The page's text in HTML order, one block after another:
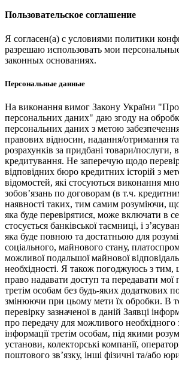
Пользовательское соглашение
Я согласен(а) с условиями политики
разрешаю использовать мои
законных основаниях.
Персональные данные
На виконання вимог Закону України "Про
персональних даних" даю згоду на
персональних даних з метою забезпечення
правових відносин, надання/отримання
розрахунків за придбані товари/послуги,
кредитування. Не заперечую щодо
відповідних бюро кредитних історій з
відомостей, які стосуються виконання
зобов’язань по договорам (в т.ч.
наявності таких, тим самим розуміючи,
яка буде перевірятися, може включати в
стосується банківської таємниці, і
яка буде повною та достатньою для
соціального, майнового стану,
можливої подальшої майнової
необхідності. Я також погоджуюсь з тим,
право надавати доступ та передавати мої
третім особам без будь-яких додаткових
змінюючи при цьому мети їх обробки. В
перевірку зазначеної в даній Заявці
про передачу для можливого необхідного
інформації третім особам, під якими
установи, колекторські компанії,
поштового зв’язку, інші фізичні та/або